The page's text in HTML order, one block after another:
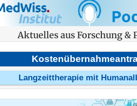
Aktuelles aus Forschung &
Langzeittherapie mit